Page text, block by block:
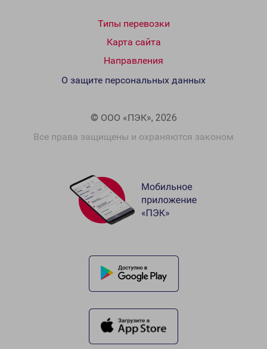
Типы перевозки
Карта сайта
Направления
© ООО «ПЭК», 2026
Все права защищены и охраняются законом
О защите персональных данных